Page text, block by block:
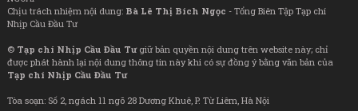
Chịu trách nhiệm nội dung: Bà Lê Thị Bích Ngọc - Tổng Biên Tập Tạp chí
Nhịp Cầu Đầu Tư
© Tạp chí Nhịp Cầu Đầu Tưgiữ bản quyền nội dung trên website này; chỉ
được phát hành lại nội dung thông tin này khi có sự đồng ý bằng văn bản của
Tạp chí Nhịp Cầu Đầu Tư
Tòa soạn: Số 2, ngách 11 ngõ 28 Dương Khuê, P. Từ Liêm, Hà Nội